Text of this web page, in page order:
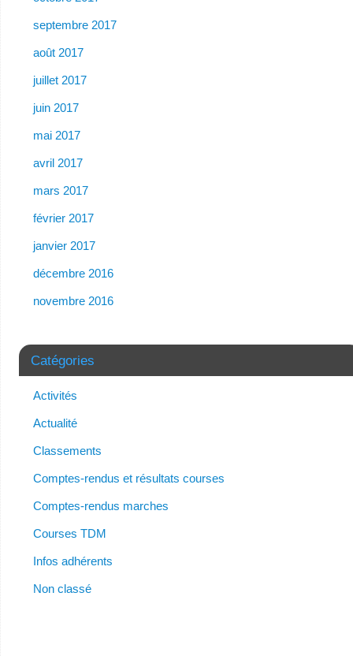
septembre 2017
août 2017
juillet 2017
juin 2017
mai 2017
avril 2017
mars 2017
février 2017
janvier 2017
décembre 2016
novembre 2016
Catégories
Activités
Actualité
Classements
Comptes-rendus et résultats courses
Comptes-rendus marches
Courses TDM
Infos adhérents
Non classé